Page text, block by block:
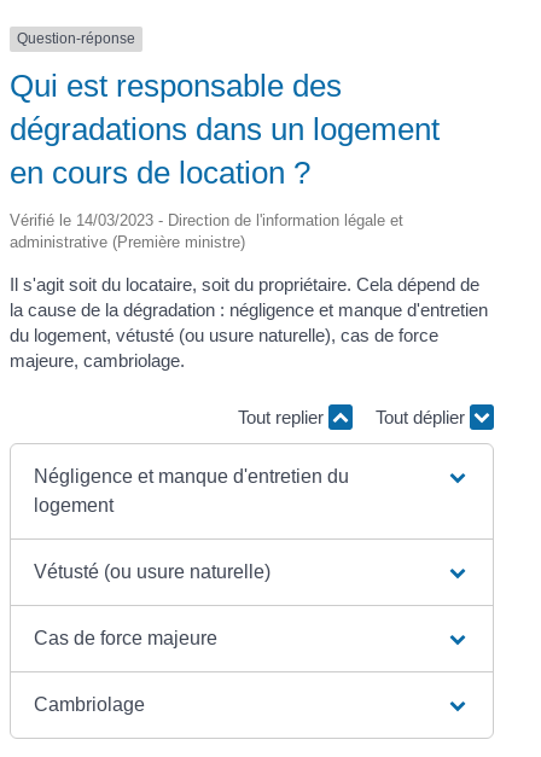
Question-réponse
Qui est responsable des
dégradations dans un logement
en cours de location ?
Vérifié le 14/03/2023 - Direction de l'information légale et
administrative (Première ministre)
Il s'agit soit du locataire, soit du propriétaire. Cela dépend de
la cause de la dégradation : négligence et manque d'entretien
du logement, vétusté (ou usure naturelle), cas de force
majeure, cambriolage.
Tout replier Tout déplier
Négligence et manque d'entretien du
logement
Vétusté (ou usure naturelle)
Cas de force majeure
Cambriolage